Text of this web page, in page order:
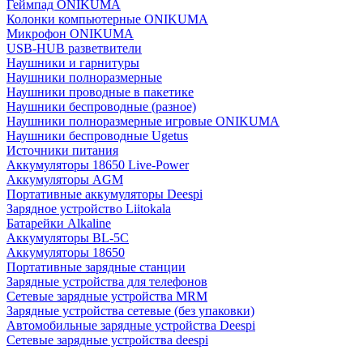
Геймпад ONIKUMA
Колонки компьютерные ONIKUMA
Микрофон ONIKUMA
USB-HUB разветвители
Наушники и гарнитуры
Наушники полноразмерные
Наушники проводные в пакетике
Наушники беспроводные (разное)
Наушники полноразмерные игровые ONIKUMA
Наушники беспроводные Ugetus
Источники питания
Аккумуляторы 18650 Live-Power
Аккумуляторы АGM
Портативные аккумуляторы Deespi
Зарядное устройство Liitokala
Батарейки Alkaline
Аккумуляторы BL-5C
Аккумуляторы 18650
Портативные зарядные станции
Зарядные устройства для телефонов
Сетевые зарядные устройства MRM
Зарядные устройства сетевые (без упаковки)
Автомобильные зарядные устройства Deespi
Сетевые зарядные устройства deespi